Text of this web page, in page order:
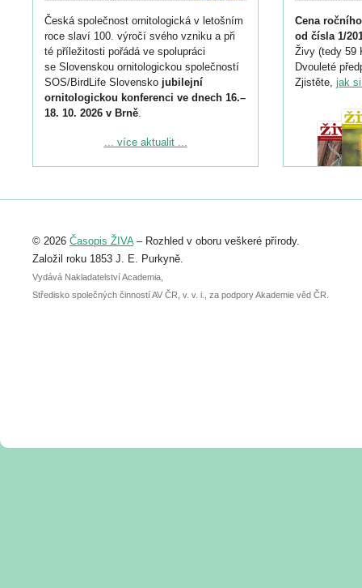
Česká společnost ornitologická v letošním
roce slaví 100. výročí svého vzniku a při
té příležitosti pořádá ve spolupráci
se Slovenskou ornitologickou společností
SOS/BirdLife Slovensko jubilejní
ornitologickou konferenci ve dnech 16.–
18. 10. 2026 v Brně.
Podrobnější informace ke konferenci
Registrovat se můžete do 6. září.
abstraktu přihlášené přednášky nebo
posteru je už 30. června.
... více aktualit ...
Cena
od čísla 1/
Živy (tedy 59
Dvouleté
Zjistěte, jak
© 2026 Časopis ŽIVA– Rozhled v oboru veškeré přírody.
Založil roku 1853 J. E. Purkyně.
Vydává Nakladatelství Academia,
Středisko společných činností AV ČR, v. v. i., za podpory Akademie věd ČR.